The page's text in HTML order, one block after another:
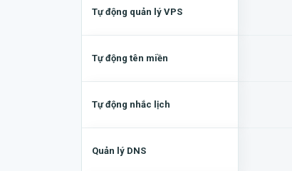
Tự động quản lý VPS
Tự động tên miền
Tự động nhắc lịch
Quản lý DNS